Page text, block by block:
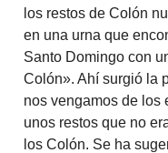
los restos de Colón
en una urna que
Santo Domingo con
Colón». Ahí surgió la
nos vengamos de los
unos restos que no
los Colón. Se ha